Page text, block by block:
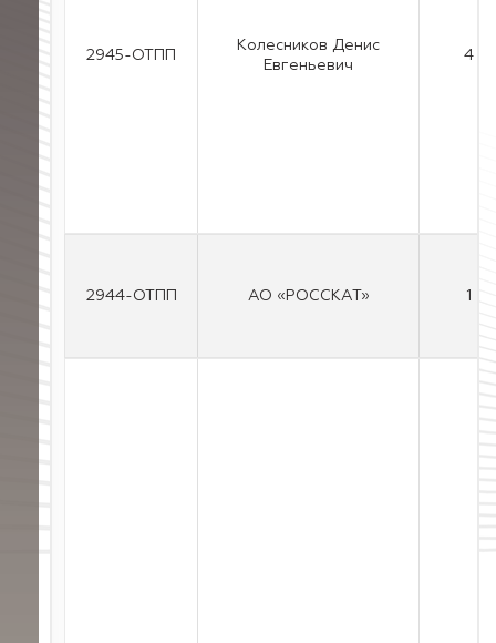
2945-ОТПП
Колесников Денис
Евгеньевич
4
2944-ОТПП АО «РОССКАТ» 1